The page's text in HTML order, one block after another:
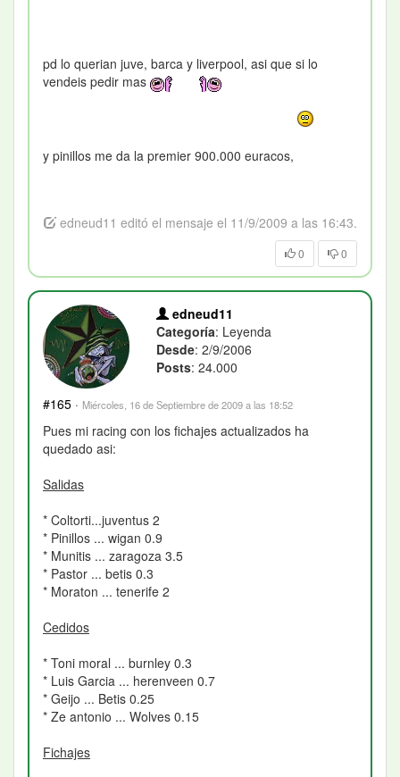
pd lo querian juve, barca y liverpool, asi que si lo
vendeis pedir mas
y pinillos me da la premier 900.000 euracos,
edneud11 editó el mensaje el 11/9/2009 a las 16:43.
0 0
edneud11
Categoría: Leyenda
Desde: 2/9/2006
Posts: 24.000
#165 · Miércoles, 16 de Septiembre de 2009 a las 18:52
Pues mi racing con los fichajes actualizados ha
quedado asi:
Salidas
* Coltorti...juventus 2
* Pinillos ... wigan 0.9
* Munitis ... zaragoza 3.5
* Pastor ... betis 0.3
* Moraton ... tenerife 2
Cedidos
* Toni moral ... burnley 0.3
* Luis Garcia ... herenveen 0.7
* Geijo ... Betis 0.25
* Ze antonio ... Wolves 0.15
Fichajes